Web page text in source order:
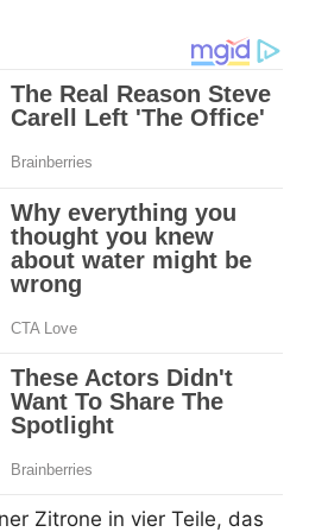
Zitrone in vier Teile, das